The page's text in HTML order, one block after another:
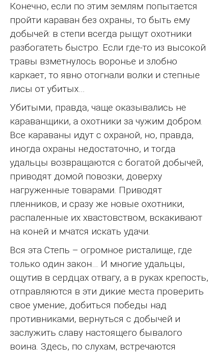
Конечно, если по этим землям попытается
пройти караван без охраны, то быть ему
добычей: в степи всегда рыщут охотники
разбогатеть быстро. Если где-то из высокой
травы взметнулось воронье и злобно
каркает, то явно отогнали волки и степные
лисы от убитых…
Убитыми, правда, чаще оказывались не
караванщики, а охотники за чужим добром.
Все караваны идут с охраной, но, правда,
иногда охраны недостаточно, и тогда
удальцы возвращаются с богатой добычей,
приводят домой повозки, доверху
нагруженные товарами. Приводят
пленников, и сразу же новые охотники,
распаленные их хвастовством, вскакивают
на коней и мчатся искать удачи.
Вся эта Степь – огромное ристалище, где
только один закон… И многие удальцы,
ощутив в сердцах отвагу, а в руках крепость,
отправляются в эти дикие места проверить
свое умение, добиться победы над
противниками, вернуться с добычей и
заслужить славу настоящего бывалого
воина. Здесь, по слухам, встречаются